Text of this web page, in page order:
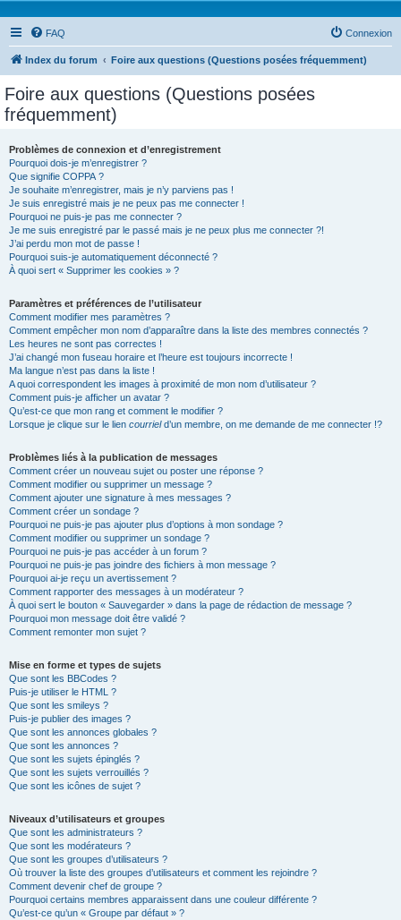
FAQ Connexion
Index du forum Foire aux questions (Questions posées fréquemment)
Foire aux questions (Questions posées
fréquemment)
Problèmes de connexion et d’enregistrement
Pourquoi dois-je m’enregistrer ?
Que signifie COPPA ?
Je souhaite m’enregistrer, mais je n’y parviens pas !
Je suis enregistré mais je ne peux pas me connecter !
Pourquoi ne puis-je pas me connecter ?
Je me suis enregistré par le passé mais je ne peux plus me connecter ?!
J’ai perdu mon mot de passe !
Pourquoi suis-je automatiquement déconnecté ?
À quoi sert « Supprimer les cookies » ?
Paramètres et préférences de l’utilisateur
Comment modifier mes paramètres ?
Comment empêcher mon nom d’apparaître dans la liste des membres connectés ?
Les heures ne sont pas correctes !
J’ai changé mon fuseau horaire et l’heure est toujours incorrecte !
Ma langue n’est pas dans la liste !
A quoi correspondent les images à proximité de mon nom d’utilisateur ?
Comment puis-je afficher un avatar ?
Qu’est-ce que mon rang et comment le modifier ?
Lorsque je clique sur le lien courrield’un membre, on me demande de me connecter !?
Problèmes liés à la publication de messages
Comment créer un nouveau sujet ou poster une réponse ?
Comment modifier ou supprimer un message ?
Comment ajouter une signature à mes messages ?
Comment créer un sondage ?
Pourquoi ne puis-je pas ajouter plus d’options à mon sondage ?
Comment modifier ou supprimer un sondage ?
Pourquoi ne puis-je pas accéder à un forum ?
Pourquoi ne puis-je pas joindre des fichiers à mon message ?
Pourquoi ai-je reçu un avertissement ?
Comment rapporter des messages à un modérateur ?
À quoi sert le bouton « Sauvegarder » dans la page de rédaction de message ?
Pourquoi mon message doit être validé ?
Comment remonter mon sujet ?
Mise en forme et types de sujets
Que sont les BBCodes ?
Puis-je utiliser le HTML ?
Que sont les smileys ?
Puis-je publier des images ?
Que sont les annonces globales ?
Que sont les annonces ?
Que sont les sujets épinglés ?
Que sont les sujets verrouillés ?
Que sont les icônes de sujet ?
Niveaux d’utilisateurs et groupes
Que sont les administrateurs ?
Que sont les modérateurs ?
Que sont les groupes d’utilisateurs ?
Où trouver la liste des groupes d’utilisateurs et comment les rejoindre ?
Comment devenir chef de groupe ?
Pourquoi certains membres apparaissent dans une couleur différente ?
Qu’est-ce qu’un « Groupe par défaut » ?